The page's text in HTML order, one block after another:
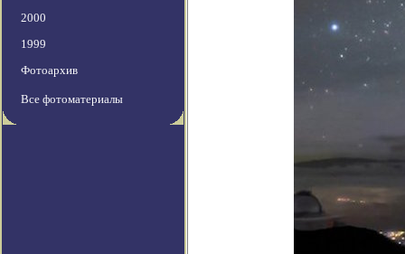
2000
1999
Фотоархив
Все фотоматериалы